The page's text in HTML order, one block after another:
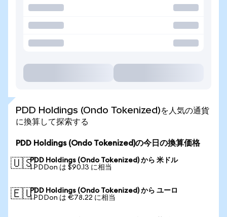
PDD Holdings (Ondo Tokenized)を人気の通貨
に換算して探索する
PDD Holdings (Ondo Tokenized)の今日の換算価格
🇺🇸PDD Holdings (Ondo Tokenized) から 米ドル
1 PDDon は $90.13 に相当
🇪🇺PDD Holdings (Ondo Tokenized) から ユーロ
1 PDDon は €78.22 に相当